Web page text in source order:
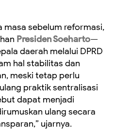
masa sebelum reformasi,
Presiden Soeharto—
daerah melalui DPRD
hal stabilitas dan
meski tetap perlu
praktik sentralisasi
dapat menjadi
ulang secara
ujarnya.